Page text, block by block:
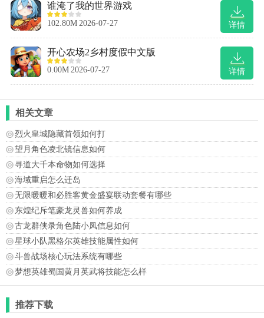
详情
谁淹了我的世界游戏
102.80M 2026-07-27
详情
开心农场2乡村度假中文版
0.00M 2026-07-27
相关文章
烈火皇城隐藏首领如何打
望月角色凌北镜信息如何
寻道大千本命物如何选择
海域重启怎么迁岛
无限暖暖和必胜客黄金盛宴联动套餐有哪些
东煌纪斥笔豪龙灵兽如何养成
古龙群侠录角色陆小凤信息如何
星球小队黑格尔英雄技能属性如何
斗兽战场核心玩法系统有哪些
梦想英雄蜀国黄月英武将技能怎么样
推荐下载